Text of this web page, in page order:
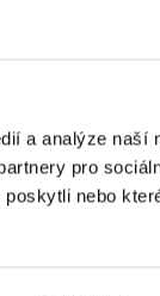
a analýze naší
pro
nebo
fondu
České
podoby.